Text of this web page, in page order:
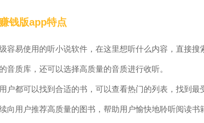
钱版app特点
容易使用的听小说软件，在这里想听什么内容，直接搜
音质库，还可以选择高质量的音质进行收听。
户都可以找到合适的书，可以查看热门的列表，找到最
向用户推荐高质量的图书，帮助用户愉快地聆听阅读书